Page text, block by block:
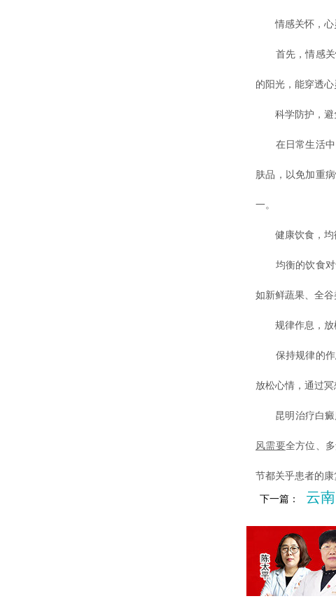
情感关怀，心
首先，情感关
的阳光，能穿透
科学防护，避
在日常生活中
肤品，以免加重
一。
健康饮食，均
均衡的饮食对
如新鲜蔬果、全谷
规律作息，放
保持规律的作
放松心情，通过
昆明治疗白癜
风需要全方位、
节都关乎患者的康
下一篇： 云